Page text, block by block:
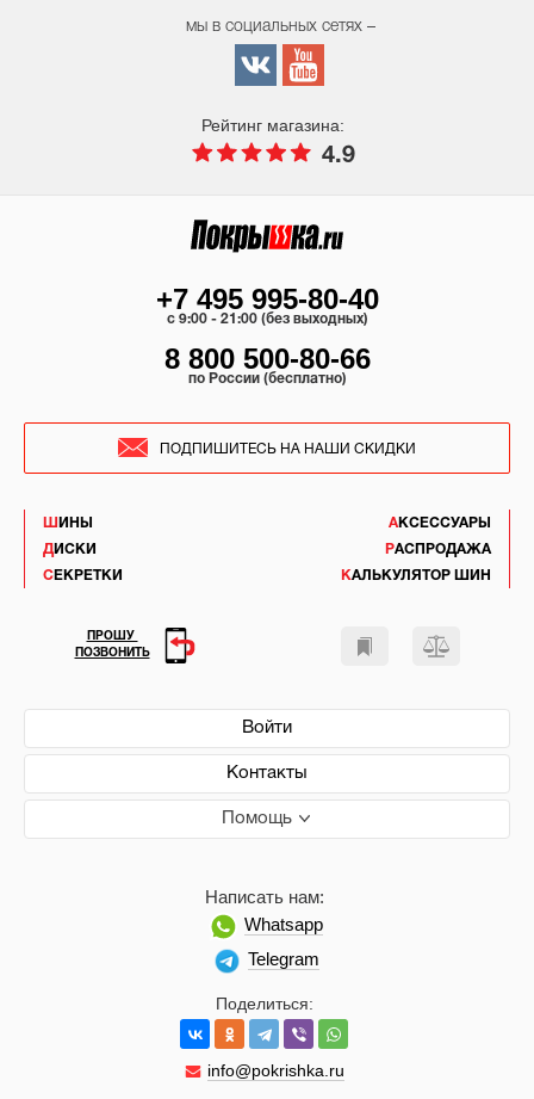
мы в социальных сетях –
Рейтинг магазина:
4.9
ШИНЫ
ДИСКИ
СЕКРЕТКИ
АКСЕССУАРЫ
РАСПРОДАЖА
КАЛЬКУЛЯТОР ШИН
Войти
Контакты
Помощь
Поделиться:
info@pokrishka.ru
Написать нам:
Whatsapp
Telegram
+7 495 995-80-40
c 9:00 - 21:00 (без выходных)
8 800 500-80-66
по России (бесплатно)
ПОДПИШИТЕСЬ НА НАШИ СКИДКИ
ПРОШУ
ПОЗВОНИТЬ